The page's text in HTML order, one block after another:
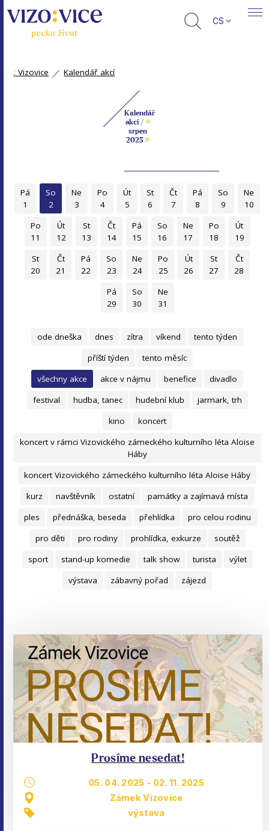
CS
: Vizovice Kalendář akcí
Kalendář
akcí / «
srpen
2025»
Pá
1
So
2
Ne
3
Po
4
Út
5
St
6
Čt
7
Pá
8
So
9
Ne
10
Po
11
Út
12
St
13
Čt
14
Pá
15
So
16
Ne
17
Po
18
Út
19
St
20
Čt
21
Pá
22
So
23
Ne
24
Po
25
Út
26
St
27
Čt
28
Pá
29
So
30
Ne
31
ode dneška dnes zítra víkend
tento týden
příští týden
tento měsíc
všechny akce
akce v nájmu benefice
divadlo
festival
hudba, tanec hudební klub
jarmark, trh
kino
koncert
koncert v rámci Vizovického zámeckého kulturního léta Aloise
Háby
koncert Vizovického zámeckého kulturního léta Aloise Háby
kurz
navštěvník ostatní
památky a zajímavá místa
ples
přednáška, beseda přehlídka
pro celou rodinu
pro děti
pro rodiny prohlídka, exkurze
soutěž
sport
stand-up komedie talk show turista
výlet
výstava
zábavný pořad zájezd
Prosíme nesedat!
05. 04. 2025 - 02. 11. 2025
Zámek Vizovice
výstava